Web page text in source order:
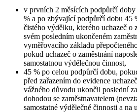
v prvních 2 měsících podpůrčí
% a po zbývající podpůrčí dobu 45
čistého výdělku, kterého uchazeč o
svém posledním ukončeném
vyměřovacího základu
pokud uchazeč o zaměstnání
samostatnou výdělečnou činnost,
45 % po celou podpůrčí dobu,
před zařazením do evidence
vážného důvodu ukončil poslední
dohodou se zaměstnavatelem
samostatné výdělečné činnosti a na